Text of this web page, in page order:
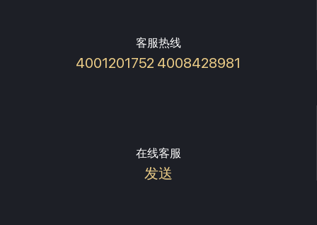
客服热线
4001201752 4008428981
在线客服
发送